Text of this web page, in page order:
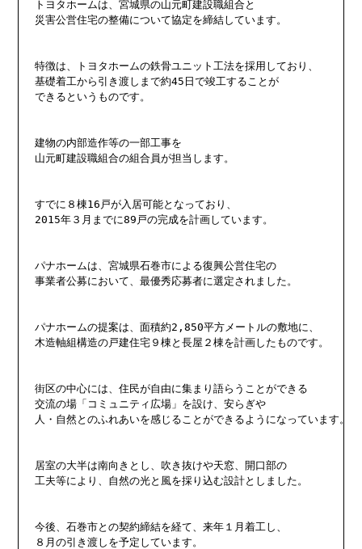
トヨタホームは、宮城県の山元町建設職組合と
災害公営住宅の整備について協定を締結しています。
特徴は、トヨタホームの鉄骨ユニット工法を採用しており、
基礎着工から引き渡しまで約45日で竣工することが
できるというものです。
建物の内部造作等の一部工事を
山元町建設職組合の組合員が担当します。
すでに８棟16戸が入居可能となっており、
2015年３月までに89戸の完成を計画しています。
パナホームは、宮城県石巻市による復興公営住宅の
事業者公募において、最優秀応募者に選定されました。
パナホームの提案は、面積約2,850平方メートルの敷地に、
木造軸組構造の戸建住宅９棟と長屋２棟を計画したものです。
街区の中心には、住民が自由に集まり語らうことができる
交流の場「コミュニティ広場」を設け、安らぎや
人・自然とのふれあいを感じることができるようになっています。
居室の大半は南向きとし、吹き抜けや天窓、開口部の
工夫等により、自然の光と風を採り込む設計としました。
今後、石巻市との契約締結を経て、来年１月着工し、
８月の引き渡しを予定しています。